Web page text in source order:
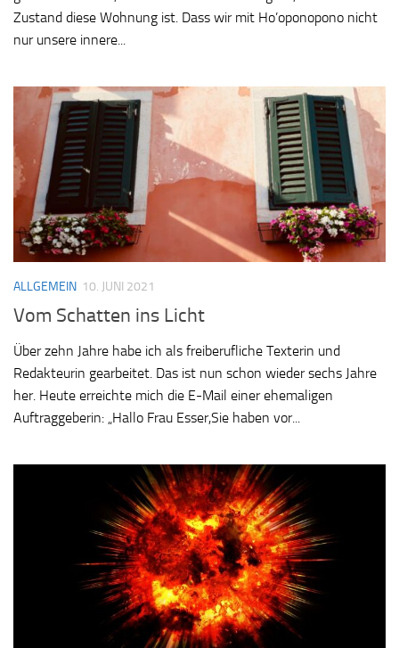
Zustand diese Wohnung ist. Dass wir mit Ho’oponopono nicht
nur unsere innere...
ALLGEMEIN 10. JUNI 2021
Vom Schatten ins Licht
Über zehn Jahre habe ich als freiberufliche Texterin und
Redakteurin gearbeitet. Das ist nun schon wieder sechs Jahre
her. Heute erreichte mich die E-Mail einer ehemaligen
Auftraggeberin: „Hallo Frau Esser,Sie haben vor...